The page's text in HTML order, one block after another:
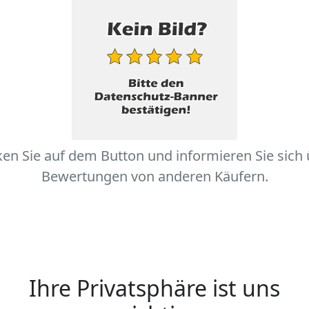
Sie auf dem Button und informieren Sie sich
Bewertungen von anderen Käufern.
Ihre Privatsphäre ist uns